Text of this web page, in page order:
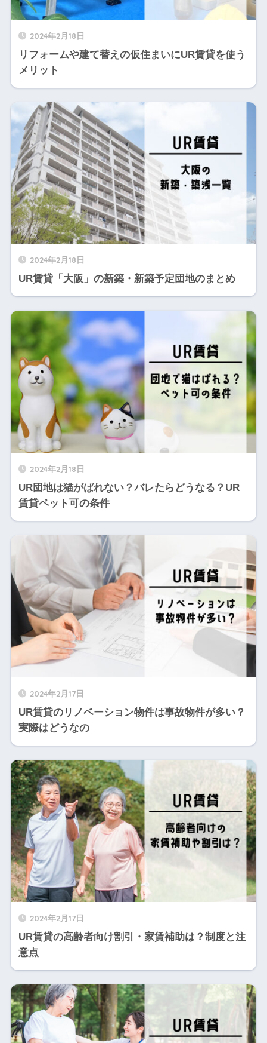
2024年2月18日
リフォームや建て替えの仮住まいにUR賃貸を使う
メリット
2024年2月18日
UR賃貸「大阪」の新築・新築予定団地のまとめ
2024年2月18日
UR団地は猫がばれない？バレたらどうなる？UR
賃貸ペット可の条件
2024年2月17日
UR賃貸のリノベーション物件は事故物件が多い？
実際はどうなの
2024年2月17日
UR賃貸の高齢者向け割引・家賃補助は？制度と注
意点